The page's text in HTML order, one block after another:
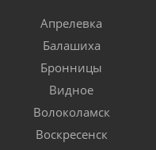
Апрелевка
Балашиха
Бронницы
Видное
Волоколамск
Воскресенск